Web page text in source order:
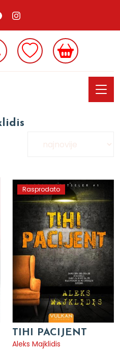
Rasprodato
TIHI PACIJENT
Aleks Majklidis